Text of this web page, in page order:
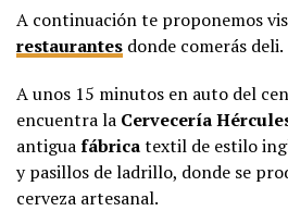
A continuación te proponemos
restaurantes donde comerás deli.
A unos 15 minutos en auto del
encuentra la Cervecería
antiguafábricatextil de estilo
y pasillos de ladrillo, donde se
cerveza artesanal.